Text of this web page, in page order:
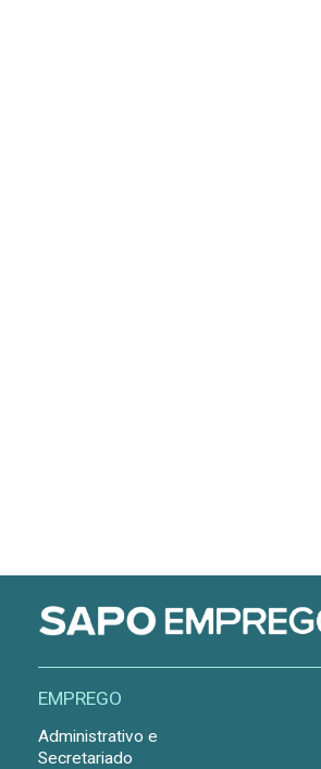
EMPREGO
Administrativo e
Secretariado